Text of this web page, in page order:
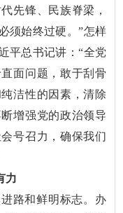
先锋、民族脊梁，
须始终过硬。”怎样
平总书记讲：“全党
面问题，敢于刮骨
洁性的因素，清除
增强党的政治领导
号召力，确保我们
力
路和鲜明标志。办